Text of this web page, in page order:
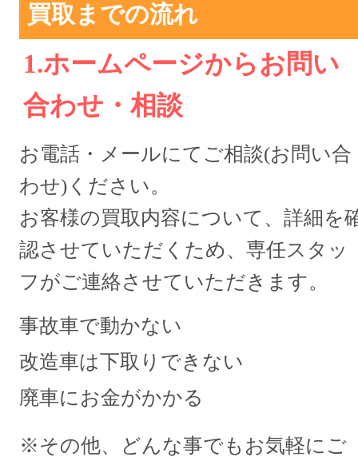
買取までの流れ
1.ホームページからお問い
合わせ・相談
お電話・メールにてご相談(お問い合
わせ)ください。
お客様の買取内容について、詳細を
認させていただくため、専任スタッ
フがご連絡させていただきます。
事故車で動かない
改造車は下取りできない
廃車にお金がかかる
※その他、どんな事でもお気軽にご